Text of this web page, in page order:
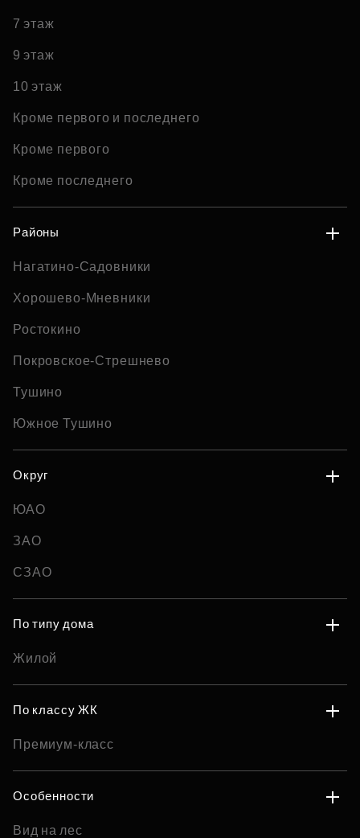
7 этаж
9 этаж
10 этаж
Кроме первого и последнего
Кроме первого
Кроме последнего
Районы
Нагатино-Садовники
Хорошево-Мневники
Ростокино
Покровское-Стрешнево
Тушино
Южное Тушино
Округ
ЮАО
ЗАО
СЗАО
По типу дома
Жилой
По классу ЖК
Премиум-класс
Особенности
Вид на лес